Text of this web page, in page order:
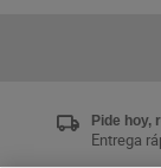
Pide hoy,
Entrega